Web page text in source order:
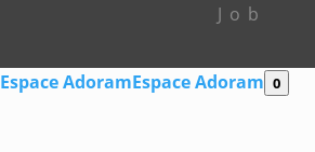
Job
Espace AdoramEspace Adoram 0